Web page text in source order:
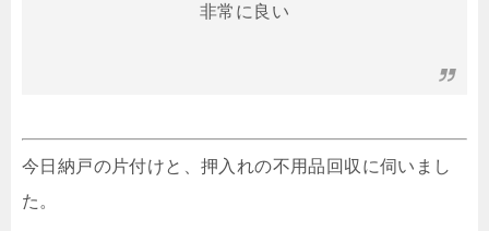
非常に良い
今日納戸の片付けと、押入れの不用品回収に伺いまし
た。